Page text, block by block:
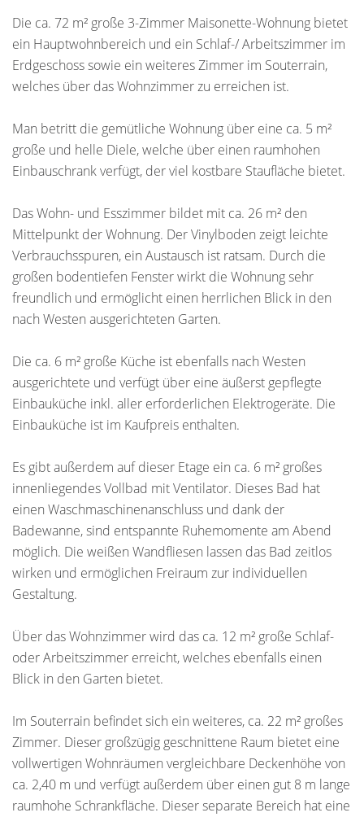
Die ca. 72 m² große 3-Zimmer Maisonette-Wohnung bietet
ein Hauptwohnbereich und ein Schlaf-/ Arbeitszimmer im
Erdgeschoss sowie ein weiteres Zimmer im Souterrain,
welches über das Wohnzimmer zu erreichen ist.
Man betritt die gemütliche Wohnung über eine ca. 5 m²
große und helle Diele, welche über einen raumhohen
Einbauschrank verfügt, der viel kostbare Staufläche bietet.
Das Wohn- und Esszimmer bildet mit ca. 26 m² den
Mittelpunkt der Wohnung. Der Vinylboden zeigt leichte
Verbrauchsspuren, ein Austausch ist ratsam. Durch die
großen bodentiefen Fenster wirkt die Wohnung sehr
freundlich und ermöglicht einen herrlichen Blick in den
nach Westen ausgerichteten Garten.
Die ca. 6 m² große Küche ist ebenfalls nach Westen
ausgerichtete und verfügt über eine äußerst gepflegte
Einbauküche inkl. aller erforderlichen Elektrogeräte. Die
Einbauküche ist im Kaufpreis enthalten.
Es gibt außerdem auf dieser Etage ein ca. 6 m² großes
innenliegendes Vollbad mit Ventilator. Dieses Bad hat
einen Waschmaschinenanschluss und dank der
Badewanne, sind entspannte Ruhemomente am Abend
möglich. Die weißen Wandfliesen lassen das Bad zeitlos
wirken und ermöglichen Freiraum zur individuellen
Gestaltung.
Über das Wohnzimmer wird das ca. 12 m² große Schlaf-
oder Arbeitszimmer erreicht, welches ebenfalls einen
Blick in den Garten bietet.
Im Souterrain befindet sich ein weiteres, ca. 22 m² großes
Zimmer. Dieser großzügig geschnittene Raum bietet eine
vollwertigen Wohnräumen vergleichbare Deckenhöhe von
ca. 2,40 m und verfügt außerdem über einen gut 8 m lange
raumhohe Schrankfläche. Dieser separate Bereich hat eine